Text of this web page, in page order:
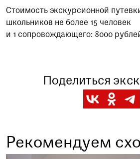
Или написав нам на
Стоимость экскурсионной
школьников не более 15 человек
и 1 сопровождающего: 8000
Поделиться
Рекомендуем